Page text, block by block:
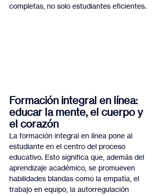
completas, no solo estudiantes eficientes.
Formación integral en línea:
educar la mente, el cuerpo y
el corazón
La formación integral en línea pone al
estudiante en el centro del proceso
educativo. Esto significa que, además del
aprendizaje académico, se promueven
habilidades blandas como la empatía, el
trabajo en equipo, la autorregulación